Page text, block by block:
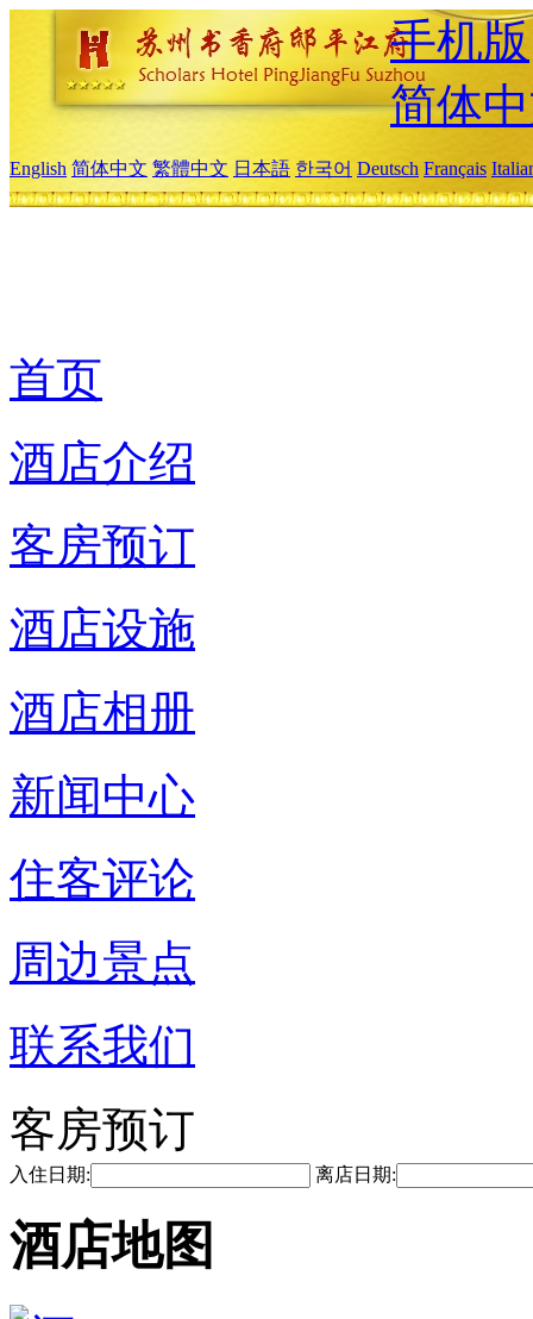
手机版
简体
English 简体中文 繁體中文 日本語 한국어 Deutsch Français
首页
酒店介绍
客房预订
酒店设施
酒店相册
新闻中心
住客评论
周边景点
联系我们
客房预订
入住日期: 离店日期:
酒店地图